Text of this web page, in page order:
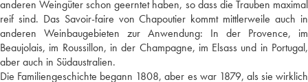
anderen Weingüter schon geerntet haben, so dass die Trauben maximal
reif sind. Das Savoir-faire von Chapoutier kommt mittlerweile auch in
anderen Weinbaugebieten zur Anwendung: In der Provence, im
Beaujolais, im Roussillon, in der Champagne, im Elsass und in Portugal,
aber auch in Südaustralien.
Die Familiengeschichte begann 1808, aber es war 1879, als sie wirklich